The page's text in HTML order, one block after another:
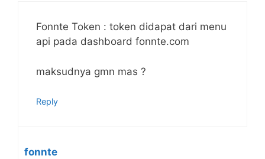
Fonnte Token : token didapat dari menu
api pada dashboard fonnte.com
maksudnya gmn mas ?
Reply
fonnte